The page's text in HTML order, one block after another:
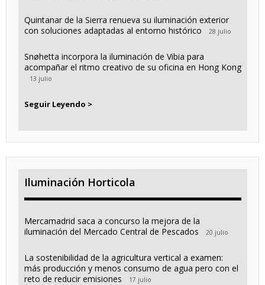
Quintanar de la Sierra renueva su iluminación exterior
con soluciones adaptadas al entorno histórico
28 julio
Snøhetta incorpora la iluminación de Vibia para
acompañar el ritmo creativo de su oficina en Hong Kong
13 julio
Seguir Leyendo >
Iluminación Horticola
Mercamadrid saca a concurso la mejora de la
iluminación del Mercado Central de Pescados
20 julio
La sostenibilidad de la agricultura vertical a examen:
más producción y menos consumo de agua pero con el
reto de reducir emisiones
17 julio